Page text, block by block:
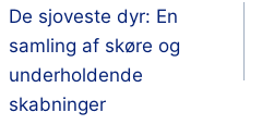
De sjoveste dyr: En
samling af skøre og
underholdende
skabninger